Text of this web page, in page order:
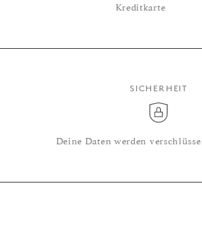
Kreditkarte
SICHERHEIT
Deine Daten werden